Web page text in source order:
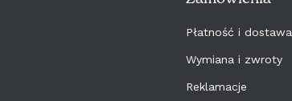
Płatność i dostawa
Wymiana i zwroty
Reklamacje